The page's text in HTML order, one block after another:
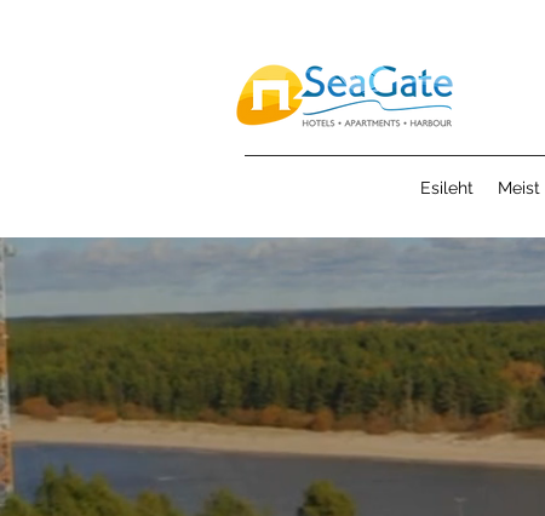
Esileht Meist